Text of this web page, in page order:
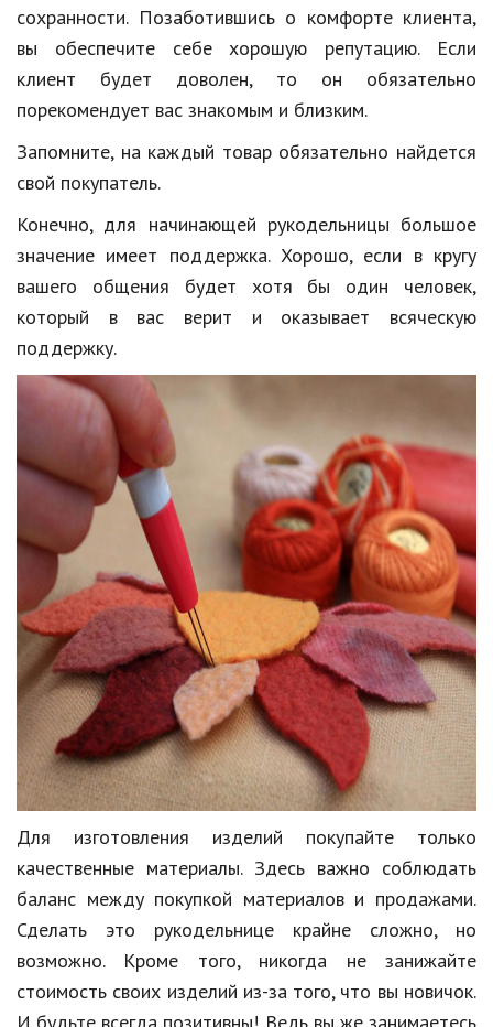
сохранности. Позаботившись о комфорте клиента,
вы обеспечите себе хорошую репутацию. Если
клиент будет доволен, то он обязательно
порекомендует вас знакомым и близким.
Запомните, на каждый товар обязательно найдется
свой покупатель.
Конечно, для начинающей рукодельницы большое
значение имеет поддержка. Хорошо, если в кругу
вашего общения будет хотя бы один человек,
который в вас верит и оказывает всяческую
поддержку.
Для изготовления изделий покупайте только
качественные материалы. Здесь важно соблюдать
баланс между покупкой материалов и продажами.
Сделать это рукодельнице крайне сложно, но
возможно. Кроме того, никогда не занижайте
стоимость своих изделий из-за того, что вы новичок.
И будьте всегда позитивны! Ведь вы же занимаетесь